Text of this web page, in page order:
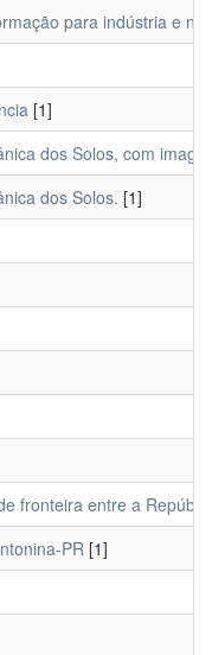
para indústria e
[1]
dos Solos, com
dos Solos. [1]
fronteira entre a
PR [1]